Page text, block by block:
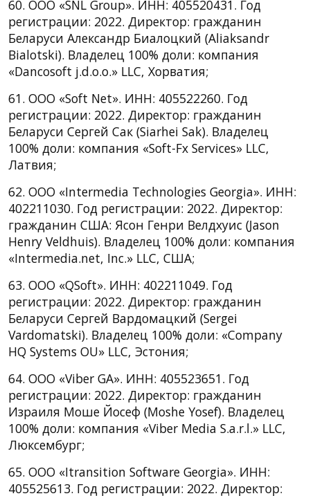
60. ООО «SNL Group». ИНН: 405520431. Год
регистрации: 2022. Директор: гражданин
Беларуси Александр Биалоцкий (Aliaksandr
Bialotski). Владелец 100% доли: компания
«Dancosoft j.d.o.o.» LLC, Хорватия;
61. ООО «Soft Net». ИНН: 405522260. Год
регистрации: 2022. Директор: гражданин
Беларуси Сергей Сак (Siarhei Sak). Владелец
100% доли: компания «Soft-Fx Services» LLC,
Латвия;
62. ООО «Intermedia Technologies Georgia». ИНН:
402211030. Год регистрации: 2022. Директор:
гражданин США: Ясон Генри Велдхуис (Jason
Henry Veldhuis). Владелец 100% доли: компания
«Intermedia.net, Inc.» LLC, США;
63. ООО «QSoft». ИНН: 402211049. Год
регистрации: 2022. Директор: гражданин
Беларуси Сергей Вардомацкий (Sergei
Vardomatski). Владелец 100% доли: «Company
HQ Systems OU» LLC, Эстония;
64. ООО «Viber GA». ИНН: 405523651. Год
регистрации: 2022. Директор: гражданин
Израиля Моше Йосеф (Moshe Yosef). Владелец
100% доли: компания «Viber Media S.a.r.l.» LLC,
Люксембург;
65. ООО «Itransition Software Georgia». ИНН:
405525613. Год регистрации: 2022. Директор: